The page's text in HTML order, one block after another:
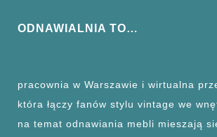
ODNAWIALNIA TO…
pracownia w Warszawie i wirtualna
która łączy fanów stylu vintage we
na temat odnawiania mebli mieszają